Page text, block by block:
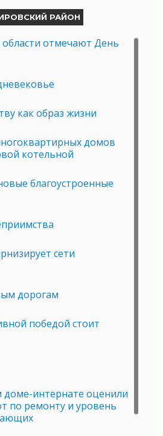
РАЙОН
отмечают День
как образ жизни
домов
котельной
благоустроенные
сети
дорогам
победой стоит
доме-интернате оценили
по ремонту и уровень